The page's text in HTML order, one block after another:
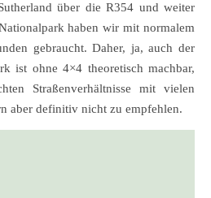
über die R354 und weiter
haben wir mit normalem
gebraucht. Daher, ja, auch der
ist ohne 4×4 theoretisch machbar,
Straßenverhältnisse mit vielen
aber definitiv nicht zu empfehlen.